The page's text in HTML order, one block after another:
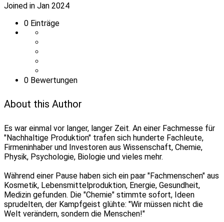
Joined in Jan 2024
0 Einträge
0 Bewertungen
About this Author
Es war einmal vor langer, langer Zeit. An einer Fachmesse für
"Nachhaltige Produktion" trafen sich hunderte Fachleute,
Firmeninhaber und Investoren aus Wissenschaft, Chemie,
Physik, Psychologie, Biologie und vieles mehr.
Während einer Pause haben sich ein paar "Fachmenschen" aus
Kosmetik, Lebensmittelproduktion, Energie, Gesundheit,
Medizin gefunden. Die "Chemie" stimmte sofort, Ideen
sprudelten, der Kampfgeist glühte: "Wir müssen nicht die
Welt verändern, sondern die Menschen!"